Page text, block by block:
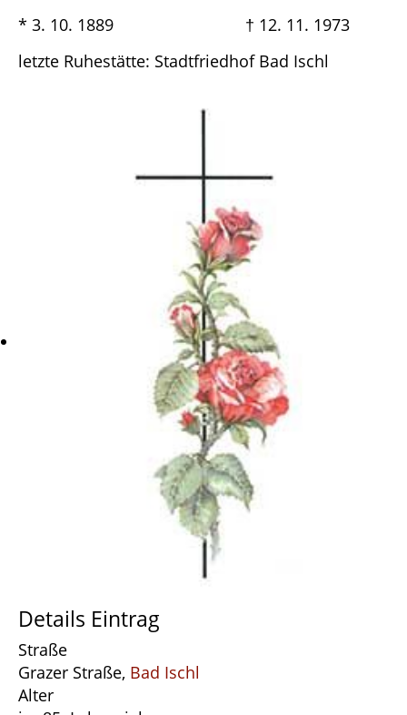
* 3. 10. 1889 † 12. 11. 1973
letzte Ruhestätte: Stadtfriedhof Bad Ischl
Details Eintrag
Straße
Grazer Straße, Bad Ischl
Alter